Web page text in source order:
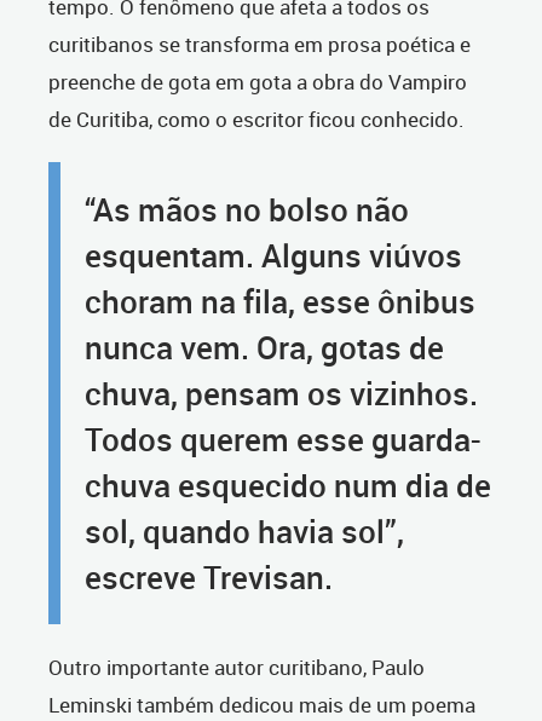
tempo. O fenômeno que afeta a todos os
curitibanos se transforma em prosa poética e
preenche de gota em gota a obra do Vampiro
de Curitiba, como o escritor ficou conhecido.
“As mãos no bolso não
esquentam. Alguns viúvos
choram na fila, esse ônibus
nunca vem. Ora, gotas de
chuva, pensam os vizinhos.
Todos querem esse guarda-
chuva esquecido num dia de
sol, quando havia sol”,
escreve Trevisan.
Outro importante autor curitibano, Paulo
Leminski também dedicou mais de um poema